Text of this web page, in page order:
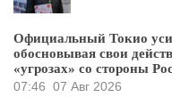
Официальный Токио
обосновывая свои
«угрозах» со стороны
07:46 07 Авг 2026